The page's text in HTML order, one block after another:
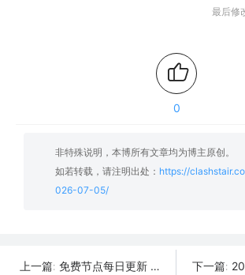
最后修
0
非特殊说明，本博所有文章均为博主原创。
如若转载，请注明出处： https://
026-07-05/
上一篇: 免费节点每日更新 | 2026年7月6日SSR/V2Ray/Clash可用订阅 下一篇: 2026